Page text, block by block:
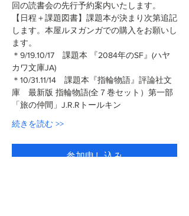
回の読書会の先行予約案内いたします。
【日程＋課題図書】課題本が決まり次第追記
します。本屋ルヌガンガでの購入をお願いし
ます。
＊9/19.10/17　課題本 『2084年のSF』(ハヤ
カワ文庫JA)
＊10/31.11/14　課題本『指輪物語』評論社文
庫　最新版 指輪物語(全７巻セット）第一部
「旅の仲間」J.R.Rトールキン
続きを読む >>
参加申し込み